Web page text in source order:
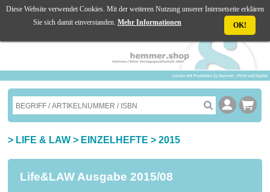
☰ MENU
> LIFE & LAW > EINZELHEFTE >2015
Life&LAW Ausgabe 2015/08
Diese Website verwendet Cookies. Mit der weiteren Nutzung unserer Internetseite erklären
Sie sich damit einverstanden. Mehr Informationen OK!